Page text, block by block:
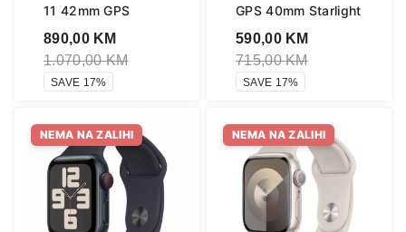
11 42mm GPS
890,00 KM
1.070,00KM
SAVE 17%
GPS 40mm Starlight
590,00 KM
715,00KM
SAVE 17%
NEMA NA ZALIHI NEMA NA ZALIHI